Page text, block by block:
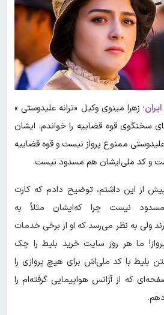
؛ زهرا مینوی وکیل «ترانه علیدوستی »
قوه قضاییه را خواندم. ‌ایشان
ممنوع پرواز نیست و قوه قضاییه
و کد ملی‌ایشان هم مسدود نیست.
از این داشتم، توضیح دادم که کارت
نیست چرا که‌ایشان مثلاً به
ولی به نظر می‌رسد که او از برخی خدمات
ما هر روز سایت خرید بلیط را چک
بلیط با کد ملی‌اش برای هیچ پروازی را
که از آژانس هواپیمایی گرفته‌ام را
دهم.